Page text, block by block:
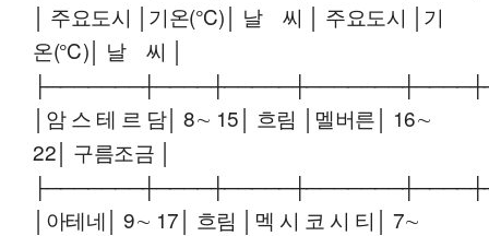
│ 주요도시 │기온(℃)│ 날 씨 │ 주요도시 │기
온(℃)│ 날 씨 │
│암 스 테 르 담│ 8∼ 15│ 흐림 │멜버른│ 16∼
22│ 구름조금 │
│아테네│ 9∼ 17│ 흐림 │멕 시 코 시 티│ 7∼